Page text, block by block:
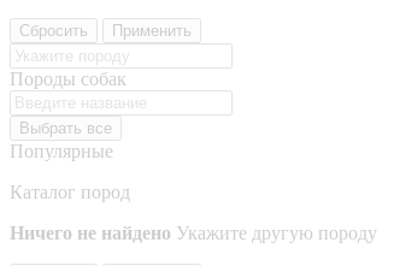
Сбросить Применить
Породы собак
Выбрать все
Популярные
Каталог пород
Ничего не найдено Укажите другую породу